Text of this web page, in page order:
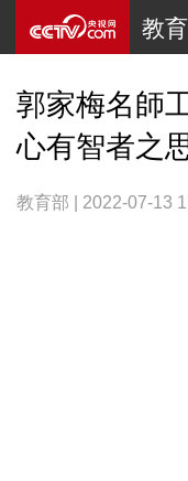
教育
郭家梅名師
心有智者之
教育部 | 2022-07-13